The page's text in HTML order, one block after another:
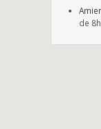
de